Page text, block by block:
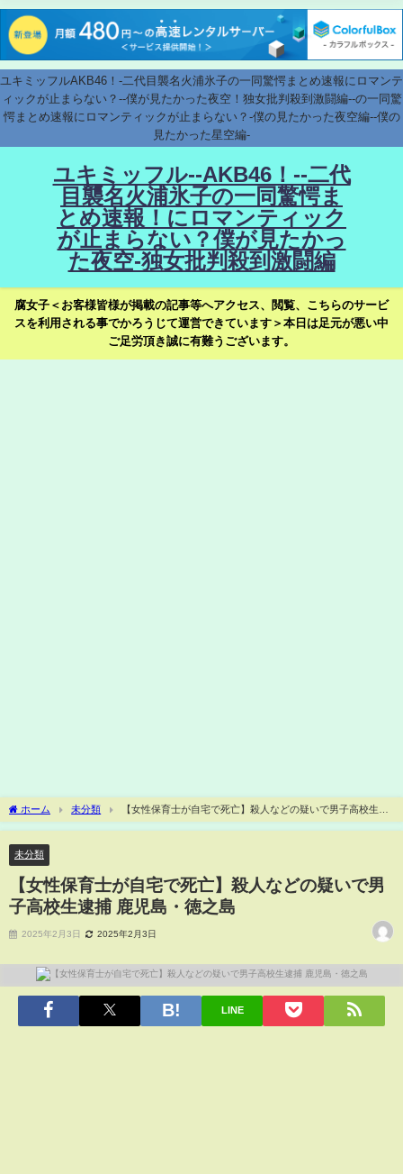
ユキミッフルAKB46！-二代目襲名火浦氷子の一同驚愕まとめ速報にロマンテ
ィックが止まらない？--僕が見たかった夜空！独女批判殺到激闘編--の一同驚
愕まとめ速報にロマンティックが止まらない？-僕の見たかった夜空編--僕の
見たかった星空編-
ユキミッフル--AKB46！--二代
目襲名火浦氷子の一同驚愕ま
とめ速報！にロマンティック
が止まらない？僕が見たかっ
た夜空-独女批判殺到激闘編
腐女子＜お客様皆様が掲載の記事等へアクセス、閲覧、こちらのサービ
スを利用される事でかろうじて運営できています＞本日は足元が悪い中
ご足労頂き誠に有難うございます。
ホーム 未分類
【女性保育士が自宅で死亡】殺人などの疑いで男子高校生逮
捕 鹿児島・徳之島
未分類
【女性保育士が自宅で死亡】殺人などの疑いで男
子高校生逮捕 鹿児島・徳之島
2025年2月3日 2025年2月3日
LINE